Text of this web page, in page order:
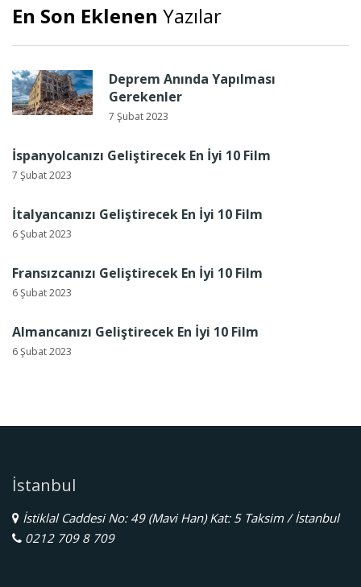
En Son Eklenen Yazılar
Deprem Anında Yapılması
Gerekenler
7 Şubat 2023
İspanyolcanızı Geliştirecek En İyi 10 Film
7 Şubat 2023
İtalyancanızı Geliştirecek En İyi 10 Film
6 Şubat 2023
Fransızcanızı Geliştirecek En İyi 10 Film
6 Şubat 2023
Almancanızı Geliştirecek En İyi 10 Film
6 Şubat 2023
İstanbul
İstiklal Caddesi No: 49 (Mavi Han) Kat: 5 Taksim / İstanbul
0212 709 8 709